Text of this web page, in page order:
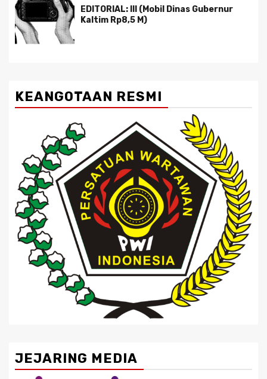
EDITORIAL: III (Mobil Dinas Gubernur
Kaltim Rp8,5 M)
KEANGOTAAN RESMI
JEJARING MEDIA